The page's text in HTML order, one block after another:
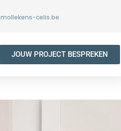
celis.be
JOUW PROJECT BESPREKEN